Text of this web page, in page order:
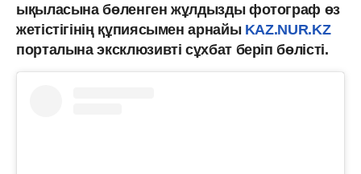
ықыласына бөленген жұлдызды фотограф өз
жетістігінің құпиясымен арнайыKAZ.NUR.KZ
порталына эксклюзивті сұхбат беріп бөлісті.